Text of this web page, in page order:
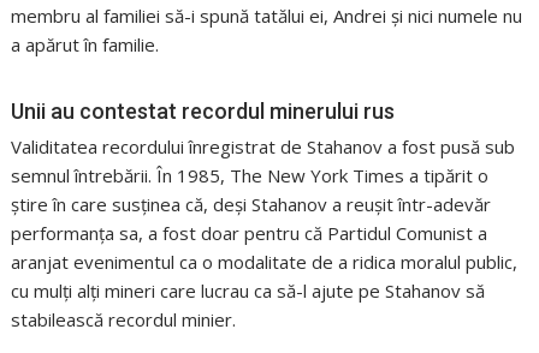
membru al familiei să-i spună tatălui ei, Andrei și nici numele nu
a apărut în familie.
Unii au contestat recordul minerului rus
Validitatea recordului înregistrat de Stahanov a fost pusă sub
semnul întrebării. În 1985, The New York Times a tipărit o
știre în care susținea că, deși Stahanov a reușit într-adevăr
performanța sa, a fost doar pentru că Partidul Comunist a
aranjat evenimentul ca o modalitate de a ridica moralul public,
cu mulți alți mineri care lucrau ca să-l ajute pe Stahanov să
stabilească recordul minier.